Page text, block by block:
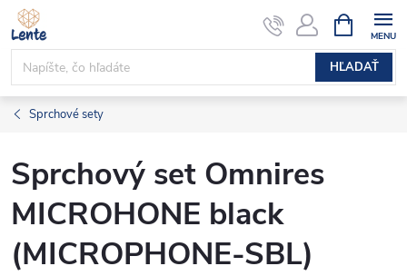
Prejsť
na
obsah
HĽADAŤ
KOŠÍK
Sprchové sety
Sprchový set Omnires
MICROHONE black
(MICROPHONE-SBL)